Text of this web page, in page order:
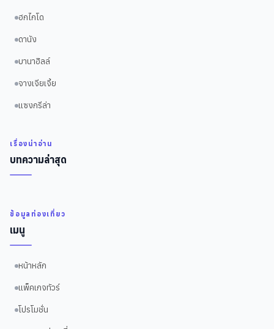
ฮกไกโด
ดานัง
บานาฮิลล์
จางเจียเจี้ย
แซงกรีล่า
เรื่องน่าอ่าน
บทความล่าสุด
ข้อมูลท่องเที่ยว
เมนู
หน้าหลัก
แพ็คเกจทัวร์
โปรโมชั่น